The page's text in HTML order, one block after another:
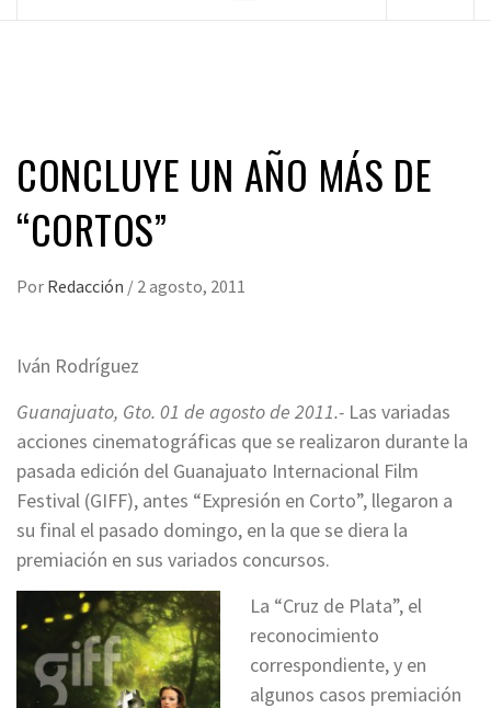
CONCLUYE UN AÑO MÁS DE
“CORTOS”
Por Redacción / 2 agosto, 2011
Iván Rodríguez
Guanajuato, Gto. 01 de agosto de 2011.- Las variadas
acciones cinematográficas que se realizaron durante la
pasada edición del Guanajuato Internacional Film
Festival (GIFF), antes “Expresión en Corto”, llegaron a
su final el pasado domingo, en la que se diera la
premiación en sus variados concursos.
La “Cruz de Plata”, el
reconocimiento
correspondiente, y en
algunos casos premiación